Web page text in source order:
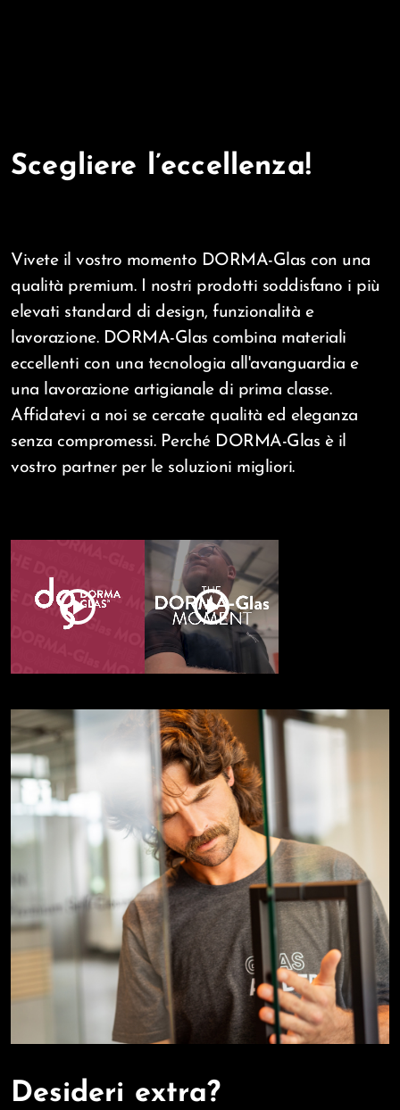
Scegliere l’eccellenza!
Vivete il vostro momento DORMA-Glas con una
qualità premium. I nostri prodotti soddisfano i più
elevati standard di design, funzionalità e
lavorazione. DORMA-Glas combina materiali
eccellenti con una tecnologia all'avanguardia e
una lavorazione artigianale di prima classe.
Affidatevi a noi se cercate qualità ed eleganza
senza compromessi. Perché DORMA-Glas è il
vostro partner per le soluzioni migliori.
play_circle play_circle
Desideri extra?